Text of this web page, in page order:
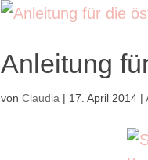
Anleitung
vonClaudia | 17. April 2014 |